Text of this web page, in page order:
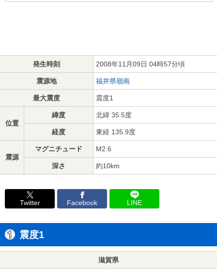
発生時刻 2008年11月09日 04時57分頃
震源地 福井県嶺南
最大震度 震度1
位置
緯度 北緯 35.5度
経度 東経 135.9度
震源
マグニチュード M2.6
深さ 約10km
Twitter Facebook LINE
震度1
滋賀県